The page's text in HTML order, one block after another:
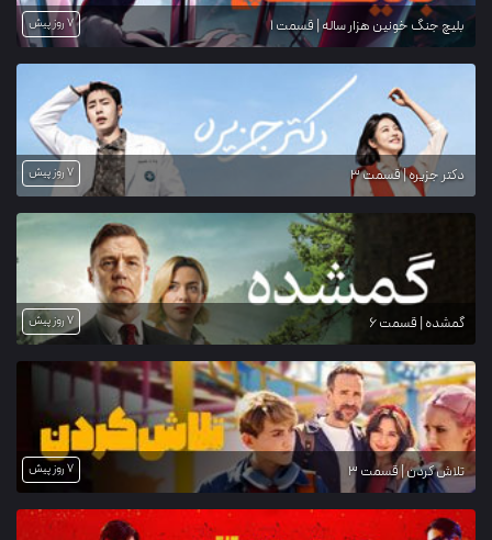
بلیچ جنگ خونین هزار ساله | قسمت 1 7 روز پیش
دکتر جزیره | قسمت 3 7 روز پیش
گمشده | قسمت 6 7 روز پیش
تلاش کردن | قسمت 3 7 روز پیش